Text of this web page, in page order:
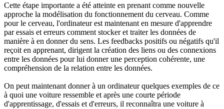
Cette étape importante a été atteinte en prenant comme nouvelle
approche la modélisation du fonctionnement du cerveau. Comme
pour le cerveau, l'ordinateur est maintenant en mesure d'apprendre
par essais et erreurs comment stocker et traiter les données de
manière à en donner du sens. Les feedbacks positifs ou négatifs qu'il
reçoit en apprenant, dirigent la création des liens ou des connexions
entre les données pour lui donner une perception cohérente, une
compréhension de la relation entre les données.
On peut maintenant donner à un ordinateur quelques exemples de ce
à quoi une voiture ressemble et après une courte période
d'apprentissage, d'essais et d'erreurs, il reconnaîtra une voiture à